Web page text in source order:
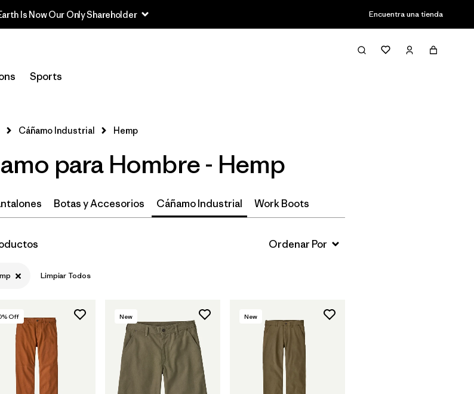
Is Now Our Only Shareholder Encuentra una tienda
Sports
Filter & Sort
Cáñamo Industrial Hemp
para Hombre - Hemp
Botas y Accesorios Cáñamo Industrial Work Boots
Limpiar Todos
% Off New New